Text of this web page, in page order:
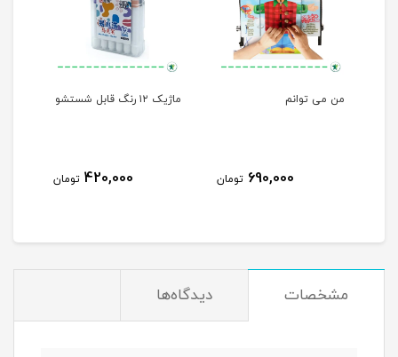
من می توانم
690,000 تومان
ماژیک ۱۲ رنگ قابل شستشو
420,000 تومان
مشخصات دیدگاه‌ها